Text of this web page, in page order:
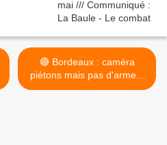
🔴 Bordeaux : caméra
piétons mais pas d'arme à
feu pour les agents, le